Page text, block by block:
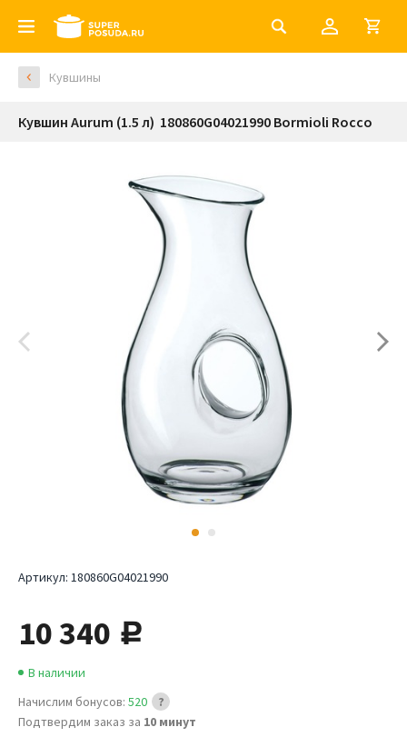
Кувшины
Кувшин Aurum (1.5 л) 180860G04021990 Bormioli Rocco
Артикул: 180860G04021990
10 340 руб.
Начислим бонусов: 520
Подтвердим заказ за 10 минут
В наличии